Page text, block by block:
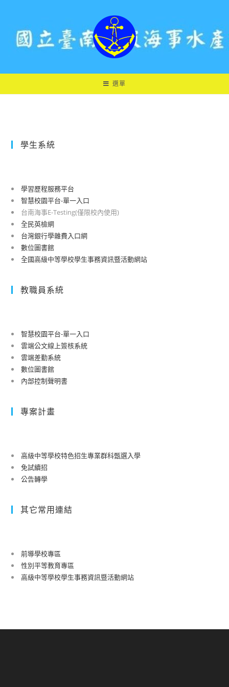
選單
學生系統
學習歷程服務平台
智慧校園平台-單一入口
台南海事E-Testing(僅限校內使用)
全民英檢網
台灣銀行學雜費入口網
數位圖書館
全國高級中等學校學生事務資訊暨活動網站
教職員系統
智慧校園平台-單一入口
雲端公文線上簽核系統
雲端差勤系統
數位圖書館
內部控制聲明書
專案計畫
高級中等學校特色招生專業群科甄選入學
免試續招
公告轉學
其它常用連結
前導學校專區
性別平等教育專區
高級中等學校學生事務資訊暨活動網站